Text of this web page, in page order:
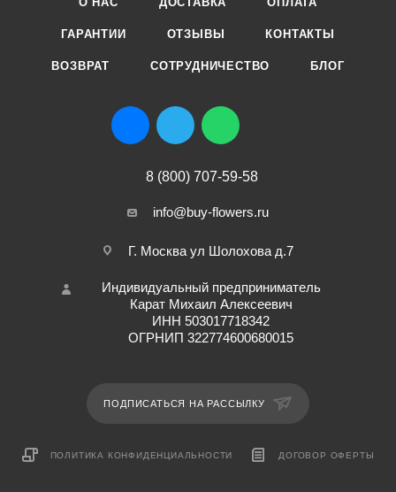
ГАРАНТИИ ОТЗЫВЫ КОНТАКТЫ
ВОЗВРАТ СОТРУДНИЧЕСТВО БЛОГ
8 (800) 707-59-58
info@buy-flowers.ru
Г. Москва ул Шолохова д.7
Индивидуальный предприниматель
Карат Михаил Алексеевич
ИНН 503017718342
ОГРНИП 322774600680015
ПОДПИСАТЬСЯ НА РАССЫЛКУ
ПОЛИТИКА КОНФИДЕНЦИАЛЬНОСТИ ДОГОВОР ОФЕРТЫ